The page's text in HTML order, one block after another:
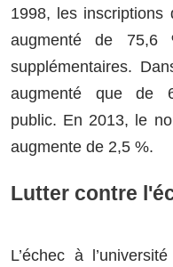
1998, les inscriptions
augmenté de 75,6
supplémentaires.
augmenté que de
public. En 2013, le
augmente de 2,5 %.
Lutter contre
L’échec à